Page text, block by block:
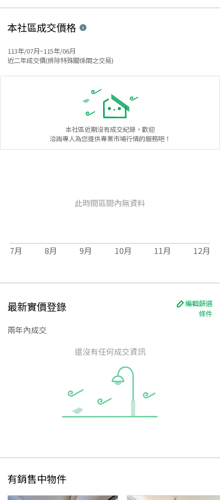
本社區成交價格
113年/07月~115年/06月
近二年成交價(排除特殊關係間之交易)
本社區近期沒有成交紀錄，歡迎
洽詢專人為您提供專業市場行情的服務吧！
此時間區間內無資料
7月 8月 9月 10月 11月 12月
最新實價登錄
編輯篩選
條件
兩年內成交
還沒有任何成交資訊
有銷售中物件